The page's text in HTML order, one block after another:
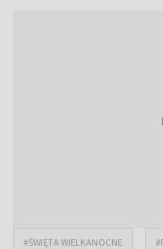
#ŚWIĘTA WIELKANOCNE